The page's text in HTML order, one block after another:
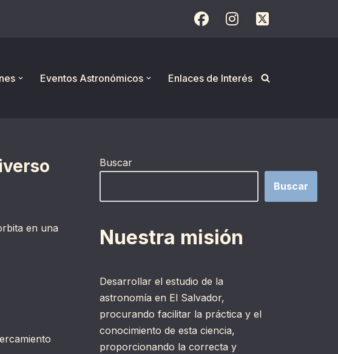
Eventos Astronómicos Enlaces de Interés
en una
Buscar
Buscar
Nuestra misión
Desarrollar el estudio de la
astronomía en El Salvador,
procurando facilitar la práctica y el
conocimiento de esta ciencia,
proporcionando la correcta y